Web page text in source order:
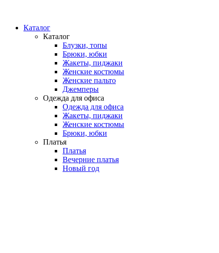
Каталог
Каталог
Блузки, топы
Брюки, юбки
Жакеты, пиджаки
Женские костюмы
Женские пальто
Джемперы
Одежда для офиса
Одежда для офиса
Жакеты, пиджаки
Женские костюмы
Брюки, юбки
Платья
Платья
Вечерние платья
Новый год